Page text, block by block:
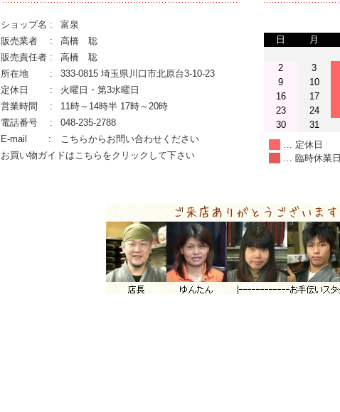
ショップ名 :
富泉
販売業者 :
高橋 聡
販売責任者 :
高橋 聡
所在地 :
333-0815 埼玉県川口市北原台3-10-23
定休日 :
火曜日・第3水曜日
営業時間 :
11時～14時半 17時～20時
電話番号 :
048-235-2788
E-mail :
こちらからお問い合わせください
お買い物ガイドはこちらをクリックして下さい
日
月
2
3
9
10
16
17
23
24
30
31
… 定休日
… 臨時休業日